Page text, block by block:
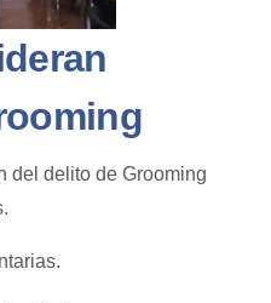
del delito de Grooming